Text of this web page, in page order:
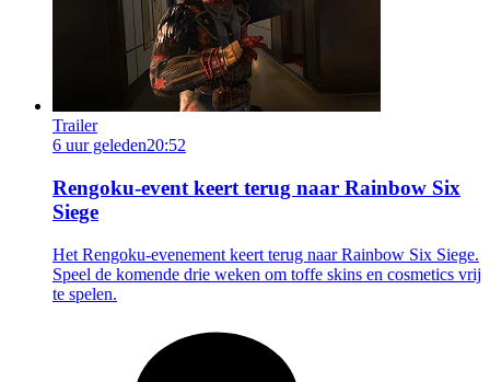
Trailer
6 uur geleden20:52
Rengoku-event keert terug naar Rainbow Six
Siege
Het Rengoku-evenement keert terug naar Rainbow Six Siege.
Speel de komende drie weken om toffe skins en cosmetics vrij
te spelen.